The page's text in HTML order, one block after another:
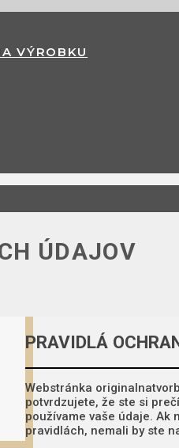
VÝROBKU
ÚDAJOV
PRAVIDLÁ
Webstránka
potvrdzujete, že ste si
používame vaše údaje. Ak
pravidlách, nemali by ste